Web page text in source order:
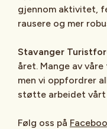
gjennom aktivitet,
rausere og mer
Stavanger
året. Mange av
men vi oppfordrer
støtte arbeidet vårt
Følg oss på